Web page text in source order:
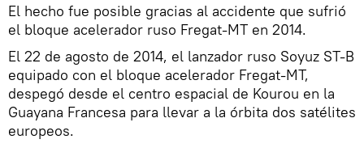
El hecho fue posible gracias al accidente que sufrió
el bloque acelerador ruso Fregat-MT en 2014.
El 22 de agosto de 2014, el lanzador ruso Soyuz ST-B
equipado con el bloque acelerador Fregat-MT,
despegó desde el centro espacial de Kourou en la
Guayana Francesa para llevar a la órbita dos satélites
europeos.